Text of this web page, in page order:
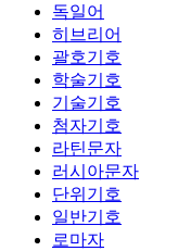
독일어
히브리어
괄호기호
학술기호
기술기호
첨자기호
라틴문자
러시아문자
단위기호
일반기호
로마자